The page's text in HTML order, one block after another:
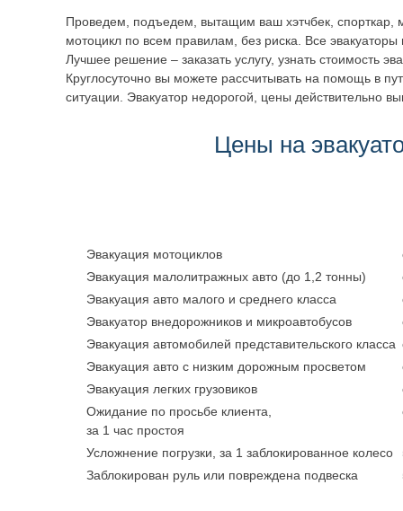
Проведем, подъедем, вытащим ваш хэтчбек, спорткар,
мотоцикл по всем правилам, без риска. Все эвакуаторы
Лучшее решение – заказать услугу, узнать стоимость
Круглосуточно вы можете рассчитывать на помощь в
ситуации. Эвакуатор недорогой, цены действительно
Цены на
Эвакуация мотоциклов
Эвакуация малолитражных авто (до 1,2 тонны)
Эвакуация авто малого и среднего класса
Эвакуатор внедорожников и микроавтобусов
Эвакуация автомобилей представительского класса
Эвакуация авто с низким дорожным просветом
Эвакуация легких грузовиков
Ожидание по просьбе клиента,
за 1 час простоя
Усложнение погрузки, за 1 заблокированное колесо
Заблокирован руль или повреждена подвеска